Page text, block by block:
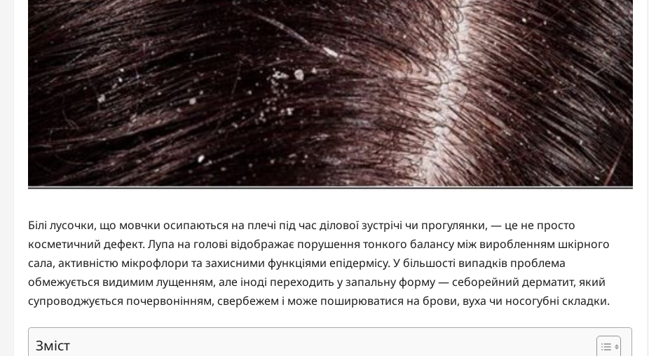
Білі лусочки, що мовчки осипаються на плечі під час ділової зустрічі чи прогулянки, — це не просто
косметичний дефект. Лупа на голові відображає порушення тонкого балансу між виробленням шкірного
сала, активністю мікрофлори та захисними функціями епідермісу. У більшості випадків проблема
обмежується видимим лущенням, але іноді переходить у запальну форму — себорейний дерматит, який
супроводжується почервонінням, свербежем і може поширюватися на брови, вуха чи носогубні складки.
Зміст